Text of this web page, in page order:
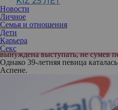
Новости
Личное
Семья и отношения
Дети
Карьера
Секс
Однако буквально неделей позже
праздновал и свой 47-й день
еще более странным и вряд ли
долгосрочных отношениях, тем
совместного ребенка.
А что же Кэти? Можно было бы
вынуждена выступать, не сумев
Однако 39-летняя певица
Аспене.